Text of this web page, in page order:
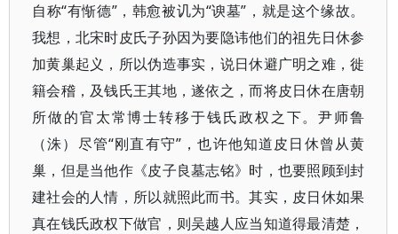
自称“有惭德”，韩愈被讥为“谀墓”，就是这个缘故。
我想，北宋时皮氏子孙因为要隐讳他们的祖先日休参
加黄巢起义，所以伪造事实，说日休避广明之难，徙
籍会稽，及钱氏王其地，遂依之，而将皮日休在唐朝
所做的官太常博士转移于钱氏政权之下。尹师鲁
（洙）尽管“刚直有守”，也许他知道皮日休曾从黄
巢，但是当他作《皮子良墓志铭》时，也要照顾到封
建社会的人情，所以就照此而书。其实，皮日休如果
真在钱氏政权下做官，则吴越人应当知道得最清楚，